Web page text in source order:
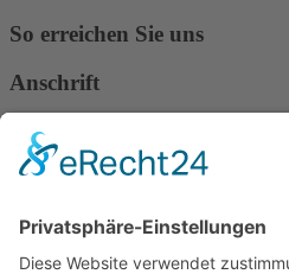
So erreichen Sie uns
Anschrift
Verband Deutscher
Verbandsverwaltung
Am Rosenbraken 12
E-Mail